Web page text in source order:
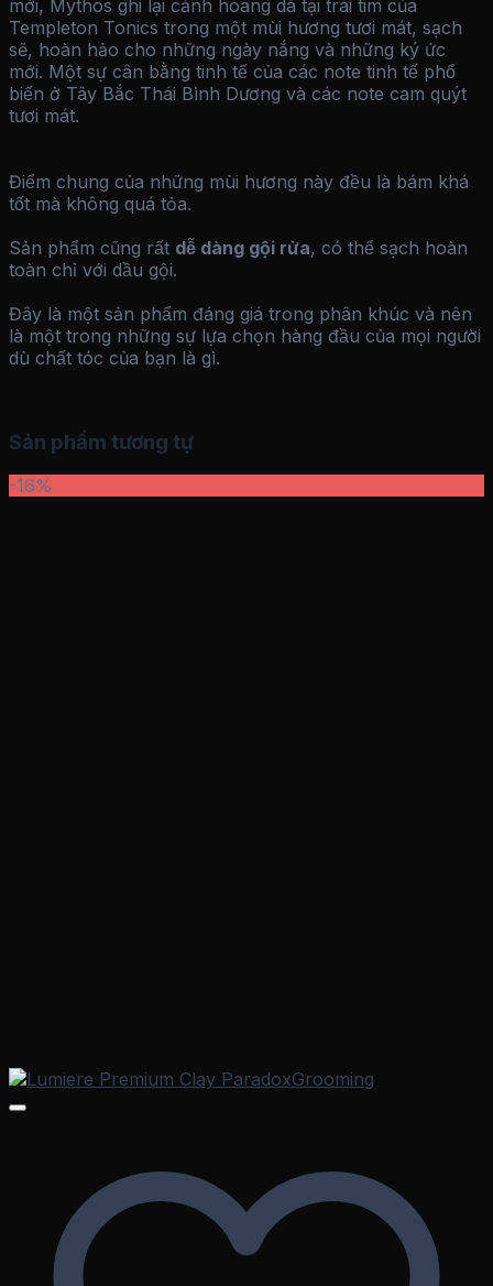
mới, Mythos ghi lại cảnh hoang dã tại trái tim của
Templeton Tonics trong một mùi hương tươi mát, sạch
sẽ, hoàn hảo cho những ngày nắng và những ký ức
mới. Một sự cân bằng tinh tế của các note tinh tế phổ
biến ở Tây Bắc Thái Bình Dương và các note cam quýt
tươi mát.
Điểm chung của những mùi hương này đều là bám khá
tốt mà không quá tỏa.
Sản phẩm cũng rất dễ dàng gội rửa, có thể sạch hoàn
toàn chỉ với dầu gội.
Đây là một sản phẩm đáng giá trong phân khúc và nên
là một trong những sự lựa chọn hàng đầu của mọi người
dù chất tóc của bạn là gì.
Sản phẩm tương tự
-16%